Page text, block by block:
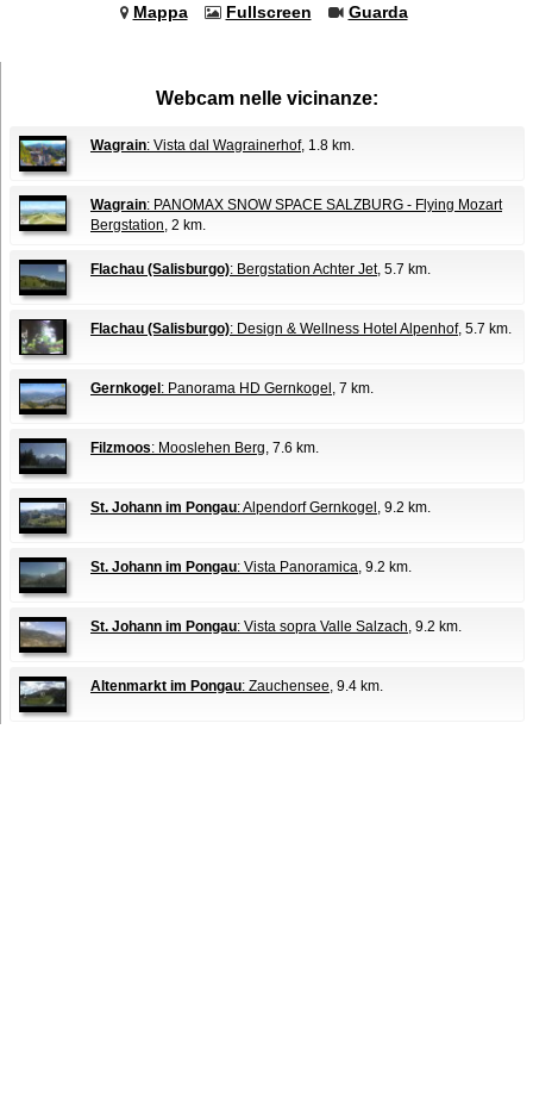
Mappa Fullscreen Guarda
Webcam nelle vicinanze:
Wagrain: Vista dal Wagrainerhof, 1.8 km.
Wagrain: PANOMAX SNOW SPACE SALZBURG - Flying Mozart
Bergstation, 2 km.
Flachau (Salisburgo): Bergstation Achter Jet, 5.7 km.
Flachau (Salisburgo): Design & Wellness Hotel Alpenhof, 5.7 km.
Gernkogel: Panorama HD Gernkogel, 7 km.
Filzmoos: Mooslehen Berg, 7.6 km.
St. Johann im Pongau: Alpendorf Gernkogel, 9.2 km.
St. Johann im Pongau: Vista Panoramica, 9.2 km.
St. Johann im Pongau: Vista sopra Valle Salzach, 9.2 km.
Altenmarkt im Pongau: Zauchensee, 9.4 km.